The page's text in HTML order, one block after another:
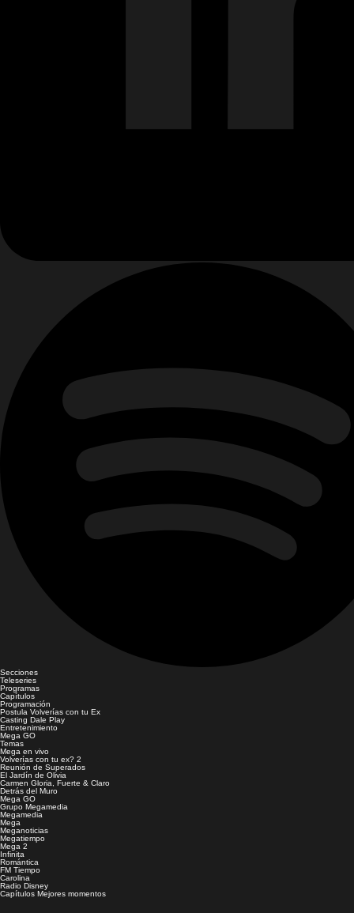
Secciones
Teleseries
Programas
Capítulos
Programación
Postula Volverías con tu Ex
Casting Dale Play
Entretenimiento
Mega GO
Temas
Mega en vivo
Volverías con tu ex? 2
Reunión de Superados
El Jardín de Olivia
Carmen Gloria, Fuerte & Claro
Detrás del Muro
Mega GO
Grupo Megamedia
Megamedia
Mega
Meganoticias
Megatiempo
Mega 2
Infinita
Romántica
FM Tiempo
Carolina
Radio Disney
Capítulos Mejores momentos